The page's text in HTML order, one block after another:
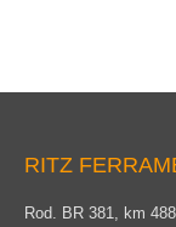
RITZ
Rod. BR 381, km